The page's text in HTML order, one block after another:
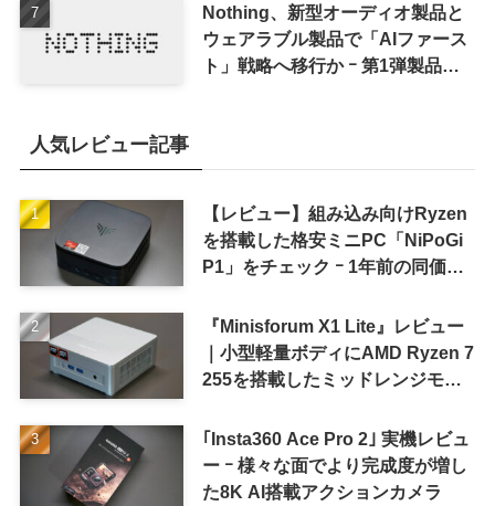
Nothing、新型オーディオ製品と
ウェアラブル製品で「AIファース
ト」戦略へ移行か ｰ 第1弾製品は
人気レビュー記事
【レビュー】組み込み向けRyzen
を搭載した格安ミニPC「NiPoGi
P1」をチェック ｰ 1年前の同価格
『Minisforum X1 Lite』レビュー
｜小型軽量ボディにAMD Ryzen 7
255を搭載したミッドレンジモデ
｢Insta360 Ace Pro 2｣ 実機レビュ
ー ｰ 様々な面でより完成度が増し
た8K AI搭載アクションカメラ